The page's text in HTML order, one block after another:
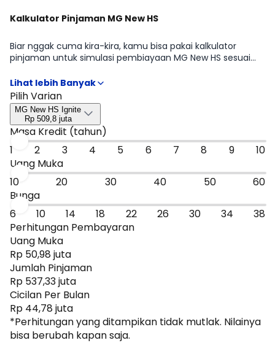
Kalkulator Pinjaman MG New HS
Biar nggak cuma kira-kira, kamu bisa pakai kalkulator
pinjaman untuk simulasi pembiayaan MG New HS sesuai
per bulan. Hasilnya bisa jadi patokan cepat untuk
menyaring tipe MG New HS Ignite, MG New HS Magnify, MG
New HS Activate yang paling masuk budget, sebelum kamu
lanjut ke promo atau bandingkan dengan mobil sejenis.
Pilih Varian
MG New HS Ignite
Rp 509,8 juta
Masa Kredit (tahun)
1
2 3 4 5 6 7 8 9
10
Uang Muka
10
20 30 40 50
60
Bunga
6
10 14 18 22 26 30 34
38
Perhitungan Pembayaran
Uang Muka
Rp 50,98 juta
Jumlah Pinjaman
Rp 537,33 juta
Cicilan Per Bulan
Rp 44,78 juta
*Perhitungan yang ditampikan tidak mutlak. Nilainya
bisa berubah kapan saja.